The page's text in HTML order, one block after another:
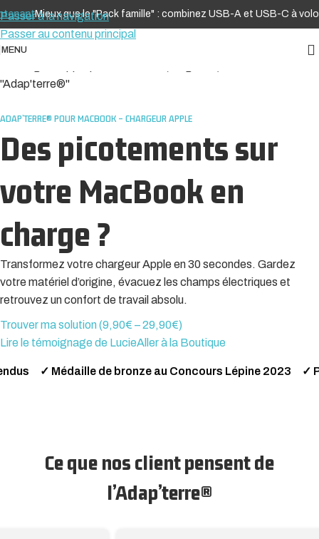
Passer à la navigation
Passer au contenu principal
Mieux que le "Pack famille" : combinez USB-A et USB-C à
MENU
ADAP’TERRE® POUR MACBOOK – CHARGEUR APPLE
Des picotements sur
votre MacBook en
charge ?
Transformez votre chargeur Apple en 30 secondes. Gardez
votre matériel d’origine, évacuez les champs électriques et
retrouvez un confort de travail absolu.
Trouver ma solution (9,90€ – 29,90€)
Lire le témoignage de LucieAller à la Boutique
✓ Médaille de bronze au Concours Lépine 2023 ✓
Ce que nos client pensent de
l’Adap’terre®